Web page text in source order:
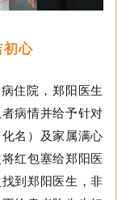
初心
住院，郑阳医生
病情并给予针对
化名） 及家属满心
红包塞给郑阳医
到郑阳医生，非